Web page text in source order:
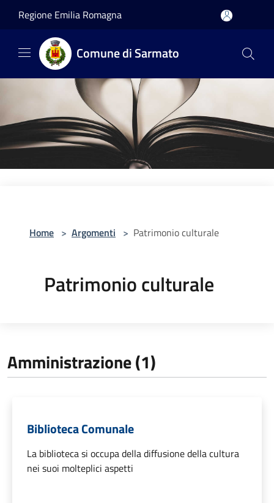
Regione Emilia Romagna
Comune di Sarmato
Home > Argomenti > Patrimonio culturale
Patrimonio culturale
Amministrazione (1)
Biblioteca Comunale
La biblioteca si occupa della diffusione della cultura
nei suoi molteplici aspetti